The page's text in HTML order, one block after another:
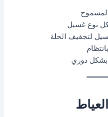
نوع غسيل
لتجفيف الحلة
بشكل دوري